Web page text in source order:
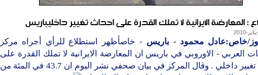
: المعارضة الايرانية لا تملك القدرة على احداث تغيير داخليباريس
خاص:عادل محمود - باريس - خاصأظهر استطلاع للرأي أجراه مركز
العربي - الاوروبي في باريس ان المعارضة الايرانية لا تملك القدرة على
احداث تغيير داخلي . وقال المركز في بيان صحفي نشر اليوم ان 43.7 في المئة من